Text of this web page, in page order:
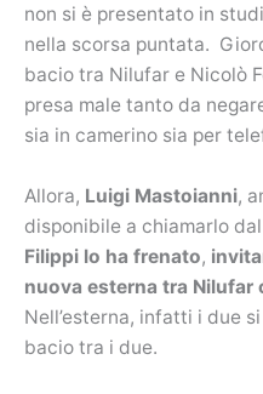
non si è presentato in
nella scorsa puntata.
bacio tra Nilufar e Nicolò
presa male tanto da
sia in camerino sia per
Allora, Luigi Mastoianni,
disponibile a chiamarlo
Filippi lo ha frenato,
nuova esterna tra Nilufar
Nell’esterna, infatti i due
bacio tra i due.